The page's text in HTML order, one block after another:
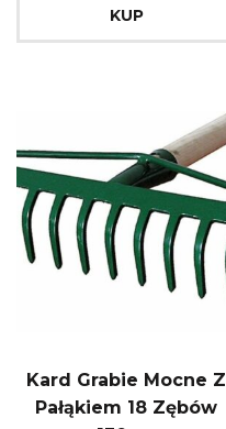
KUP
Kard Grabie Mocne Z
Pałąkiem 18 Zębów